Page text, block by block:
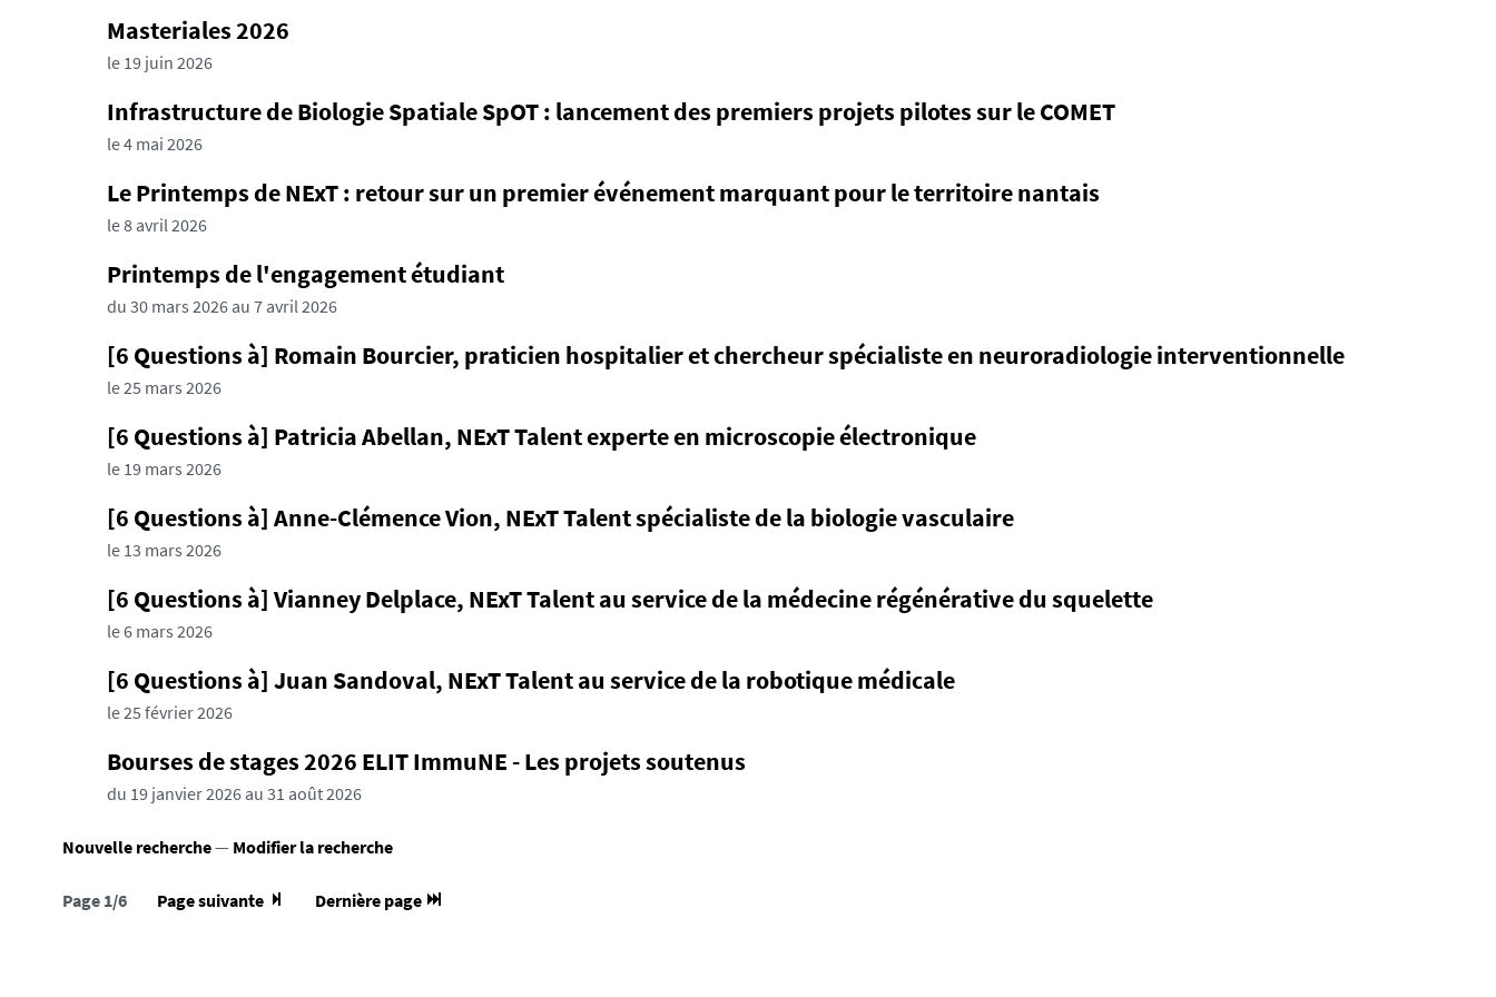
Masteriales 2026
le 19 juin 2026
Infrastructure de Biologie Spatiale SpOT : lancement des premiers projets pilotes sur le COMET
le 4 mai 2026
Le Printemps de NExT : retour sur un premier événement marquant pour le territoire nantais
le 8 avril 2026
Printemps de l'engagement étudiant
du 30 mars 2026 au 7 avril 2026
[6 Questions à] Romain Bourcier, praticien hospitalier et chercheur spécialiste en neuroradiologie interventionnelle
le 25 mars 2026
[6 Questions à] Patricia Abellan, NExT Talent experte en microscopie électronique
le 19 mars 2026
[6 Questions à] Anne-Clémence Vion, NExT Talent spécialiste de la biologie vasculaire
le 13 mars 2026
[6 Questions à] Vianney Delplace, NExT Talent au service de la médecine régénérative du squelette
le 6 mars 2026
[6 Questions à] Juan Sandoval, NExT Talent au service de la robotique médicale
le 25 février 2026
Bourses de stages 2026 ELIT ImmuNE - Les projets soutenus
du 19 janvier 2026 au 31 août 2026
Nouvelle recherche— Modifier la recherche
Page 1/6 Page suivante Dernière page